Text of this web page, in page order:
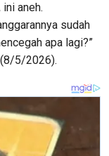
aneh.
sudah
apa lagi?”
(8/5/2026).